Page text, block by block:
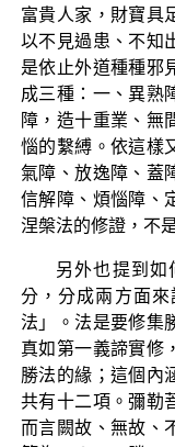
富貴人家，財寶具
以不見過患、不知
是依止外道種種邪
成三種：一、異熟
障，造十重業、無
惱的繫縛。依這樣
氣障、放逸障、蓋
信解障、煩惱障、
涅槃法的修證，不
另外也提到如
分，分成兩方面
法」。法是要修集
真如第一義諦實修
勝法的緣；這個內
共有十二項。彌勒
而言闕故、無故、